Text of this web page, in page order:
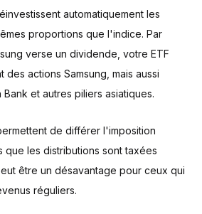
automatiquement les
proportions que l'indice. Par
verse un dividende, votre ETF
des actions Samsung, mais aussi
Bank et autres piliers asiatiques.
de différer l'imposition
que les distributions sont taxées
être un désavantage pour ceux qui
réguliers.